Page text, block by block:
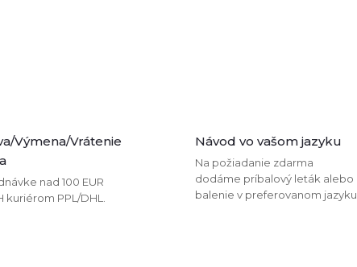
Výmena/Vrátenie
nad 100 EUR
kuriérom PPL/DHL.
Návod vo vašom jazyku
Na požiadanie zdarma
dodáme príbalový leták alebo
balenie v preferovanom jazyku.